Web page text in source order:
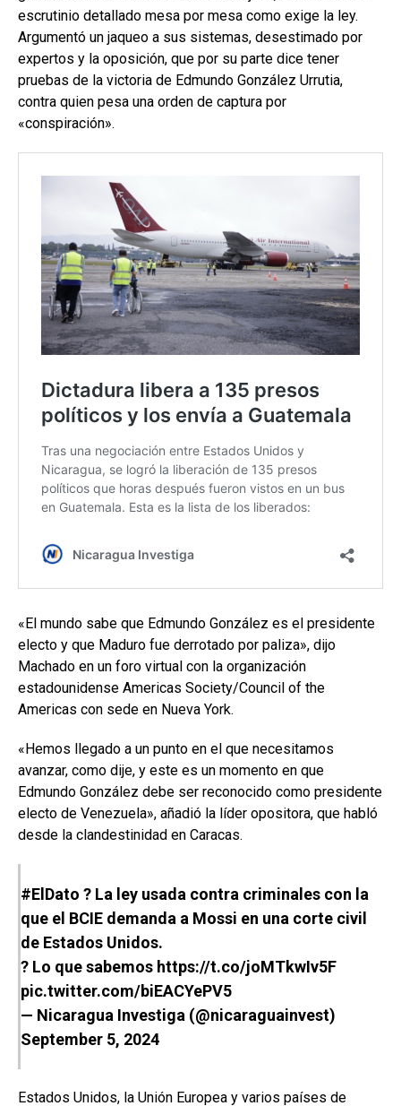
escrutinio detallado mesa por mesa como exige la ley.
Argumentó un jaqueo a sus sistemas, desestimado por
expertos y la oposición, que por su parte dice tener
pruebas de la victoria de Edmundo González Urrutia,
contra quien pesa una orden de captura por
«conspiración».
«El mundo sabe que Edmundo González es el presidente
electo y que Maduro fue derrotado por paliza», dijo
Machado en un foro virtual con la organización
estadounidense Americas Society/Council of the
Americas con sede en Nueva York.
«Hemos llegado a un punto en el que necesitamos
avanzar, como dije, y este es un momento en que
Edmundo González debe ser reconocido como presidente
electo de Venezuela», añadió la líder opositora, que habló
desde la clandestinidad en Caracas.
#ElDato ? La ley usada contra criminales con la
que el BCIE demanda a Mossi en una corte civil
de Estados Unidos.
? Lo que sabemos https://t.co/joMTkwIv5F
pic.twitter.com/biEACYePV5
— Nicaragua Investiga (@nicaraguainvest)
September 5, 2024
Estados Unidos, la Unión Europea y varios países de